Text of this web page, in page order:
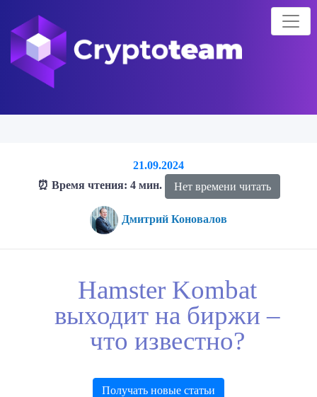
21.09.2024
⏰ Время чтения: 4 мин.
Нет времени читать
Дмитрий Коновалов
выходит на биржи – что известно?
Hamster Kombat
выходит на биржи –
что известно?
Получать новые статьи